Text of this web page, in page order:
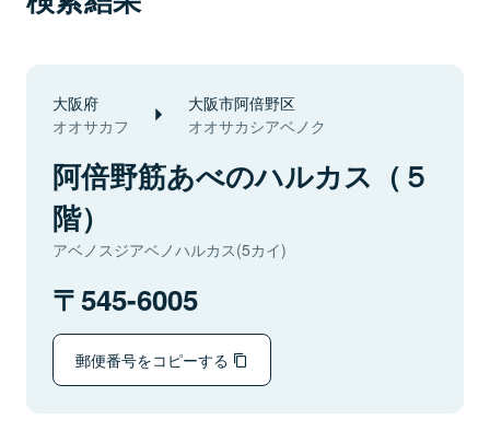
大阪府
オオサカフ
大阪市阿倍野区
オオサカシアベノク
阿倍野筋あべのハルカス（５
階）
アベノスジアベノハルカス(5カイ)
545-6005
郵便番号をコピーする